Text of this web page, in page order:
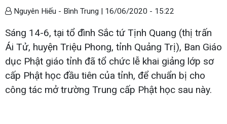
Nguyên Hiếu - Bình Trung | 16/06/2020 - 15:22
Sáng 14-6, tại tổ đình Sắc tứ Tịnh Quang (thị trấn
Ái Tử, huyện Triệu Phong, tỉnh Quảng Trị), Ban Giáo
dục Phật giáo tỉnh đã tổ chức lễ khai giảng lớp sơ
cấp Phật học đầu tiên của tỉnh, để chuẩn bị cho
công tác mở trường Trung cấp Phật học sau này.